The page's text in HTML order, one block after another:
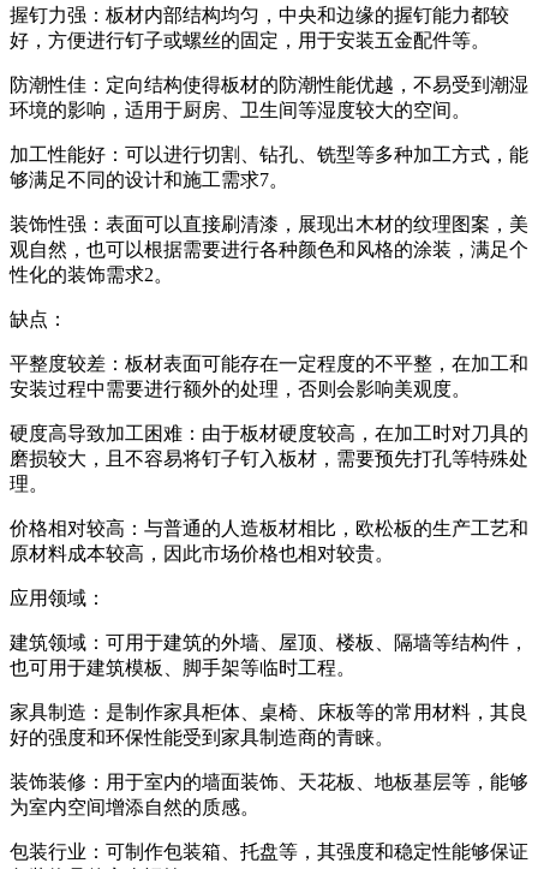
握钉力强：板材内部结构均匀，中央和边缘的握钉能力都较
好，方便进行钉子或螺丝的固定，用于安装五金配件等。
防潮性佳：定向结构使得板材的防潮性能优越，不易受到潮湿
环境的影响，适用于厨房、卫生间等湿度较大的空间。
加工性能好：可以进行切割、钻孔、铣型等多种加工方式，能
够满足不同的设计和施工需求7。
装饰性强：表面可以直接刷清漆，展现出木材的纹理图案，美
观自然，也可以根据需要进行各种颜色和风格的涂装，满足个
性化的装饰需求2。
缺点：
平整度较差：板材表面可能存在一定程度的不平整，在加工和
安装过程中需要进行额外的处理，否则会影响美观度。
硬度高导致加工困难：由于板材硬度较高，在加工时对刀具的
磨损较大，且不容易将钉子钉入板材，需要预先打孔等特殊处
理。
价格相对较高：与普通的人造板材相比，欧松板的生产工艺和
原材料成本较高，因此市场价格也相对较贵。
应用领域：
建筑领域：可用于建筑的外墙、屋顶、楼板、隔墙等结构件，
也可用于建筑模板、脚手架等临时工程。
家具制造：是制作家具柜体、桌椅、床板等的常用材料，其良
好的强度和环保性能受到家具制造商的青睐。
装饰装修：用于室内的墙面装饰、天花板、地板基层等，能够
为室内空间增添自然的质感。
包装行业：可制作包装箱、托盘等，其强度和稳定性能够保证